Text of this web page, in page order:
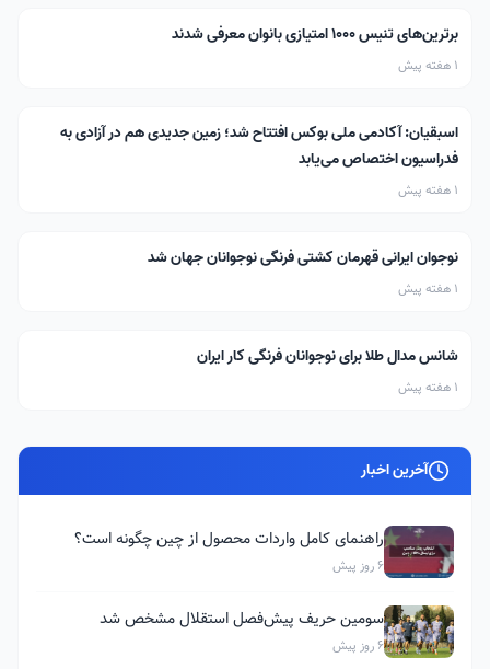
برترین‌های تنیس ۱۰۰۰ امتیازی بانوان معرفی شدند
1 هفته پیش
اسبقیان: آکادمی ملی بوکس افتتاح شد؛ زمین جدیدی هم در آزادی به
فدراسیون اختصاص می‌یابد
1 هفته پیش
نوجوان ایرانی قهرمان کشتی فرنگی نوجوانان جهان شد
1 هفته پیش
شانس مدال طلا برای نوجوانان فرنگی کار ایران
1 هفته پیش
آخرین اخبار
راهنمای کامل واردات محصول از چین چگونه است؟
6 روز پیش
سومین حریف پیش‌فصل استقلال مشخص شد
6 روز پیش